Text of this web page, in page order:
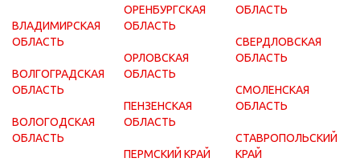
ВЛАДИМИРСКАЯ
ОБЛАСТЬ
ВОЛГОГРАДСКАЯ
ОБЛАСТЬ
ВОЛОГОДСКАЯ
ОБЛАСТЬ
ОРЕНБУРГСКАЯ
ОБЛАСТЬ
ОРЛОВСКАЯ
ОБЛАСТЬ
ПЕНЗЕНСКАЯ
ОБЛАСТЬ
ПЕРМСКИЙ КРАЙ
ОБЛАСТЬ
СВЕРДЛОВСКАЯ
ОБЛАСТЬ
СМОЛЕНСКАЯ
ОБЛАСТЬ
СТАВРОПОЛЬСКИЙ
КРАЙ